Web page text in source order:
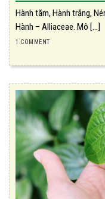
Hành tăm, Hành trắng,
Hành – Alliaceae. Mô [...]
1 COMMENT